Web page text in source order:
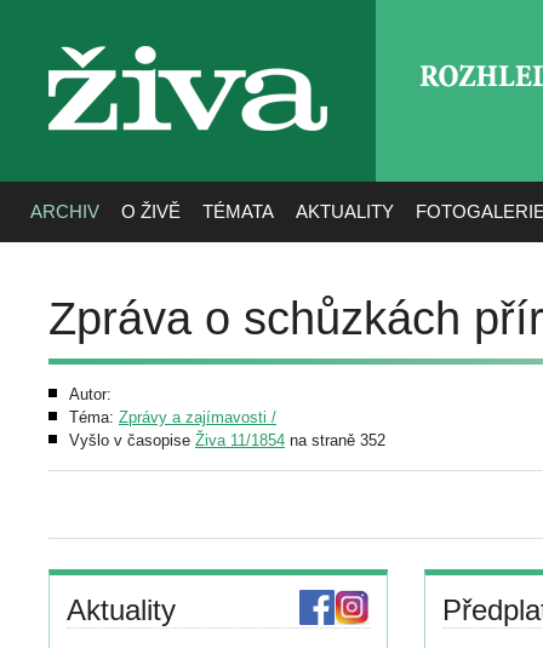
živa
ARCHIV O ŽIVĚ TÉMATA AKTUALITY
Zpráva o schůzkách
Autor:
Téma: Zprávy a zajímavosti /
Vyšlo v časopise Živa 11/1854 na straně 352
Aktuality